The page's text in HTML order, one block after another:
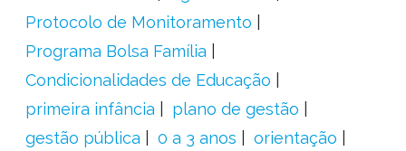
Protocolo de Monitoramento
Programa Bolsa Família
Condicionalidades de Educação
primeira infância
plano de gestão
gestão pública
0 a 3 anos
orientação